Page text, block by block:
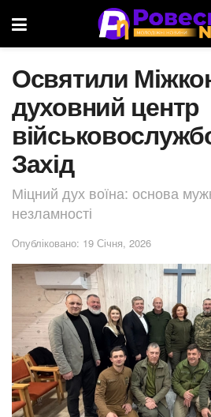
Освятили
духовний центр
Захід
Міцний дух воїна: основа
незламності
Опубліковано: 19 Січня, 2026